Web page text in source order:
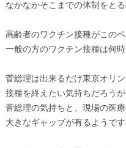
なかなかそこまでの体制をと
高齢者のワクチン接種がこの
一般の方のワクチン接種は何
菅総理は出来るだけ東京オリ
接種を終えたい気持ちだろうが
菅総理の気持ちと、現場の医
大きなギャップが有るようです